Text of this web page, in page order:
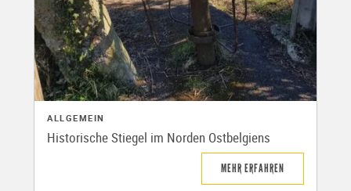
ALLGEMEIN
Historische Stiegel im Norden Ostbelgiens
MEHR ERFAHREN